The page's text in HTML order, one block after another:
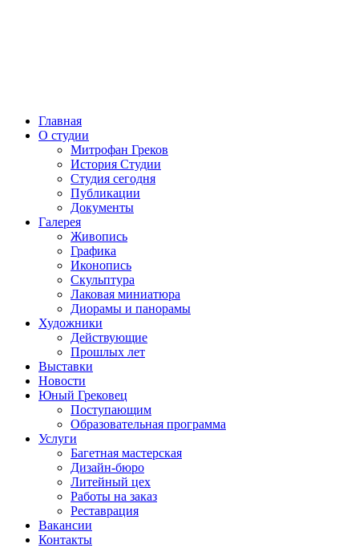
Главная
О студии
Митрофан Греков
История Студии
Студия сегодня
Публикации
Документы
Галерея
Живопись
Графика
Иконопись
Скульптура
Лаковая миниатюра
Диорамы и панорамы
Художники
Действующие
Прошлых лет
Выставки
Новости
Юный Грековец
Поступающим
Образовательная программа
Услуги
Багетная мастерская
Дизайн-бюро
Литейный цех
Работы на заказ
Реставрация
Вакансии
Контакты